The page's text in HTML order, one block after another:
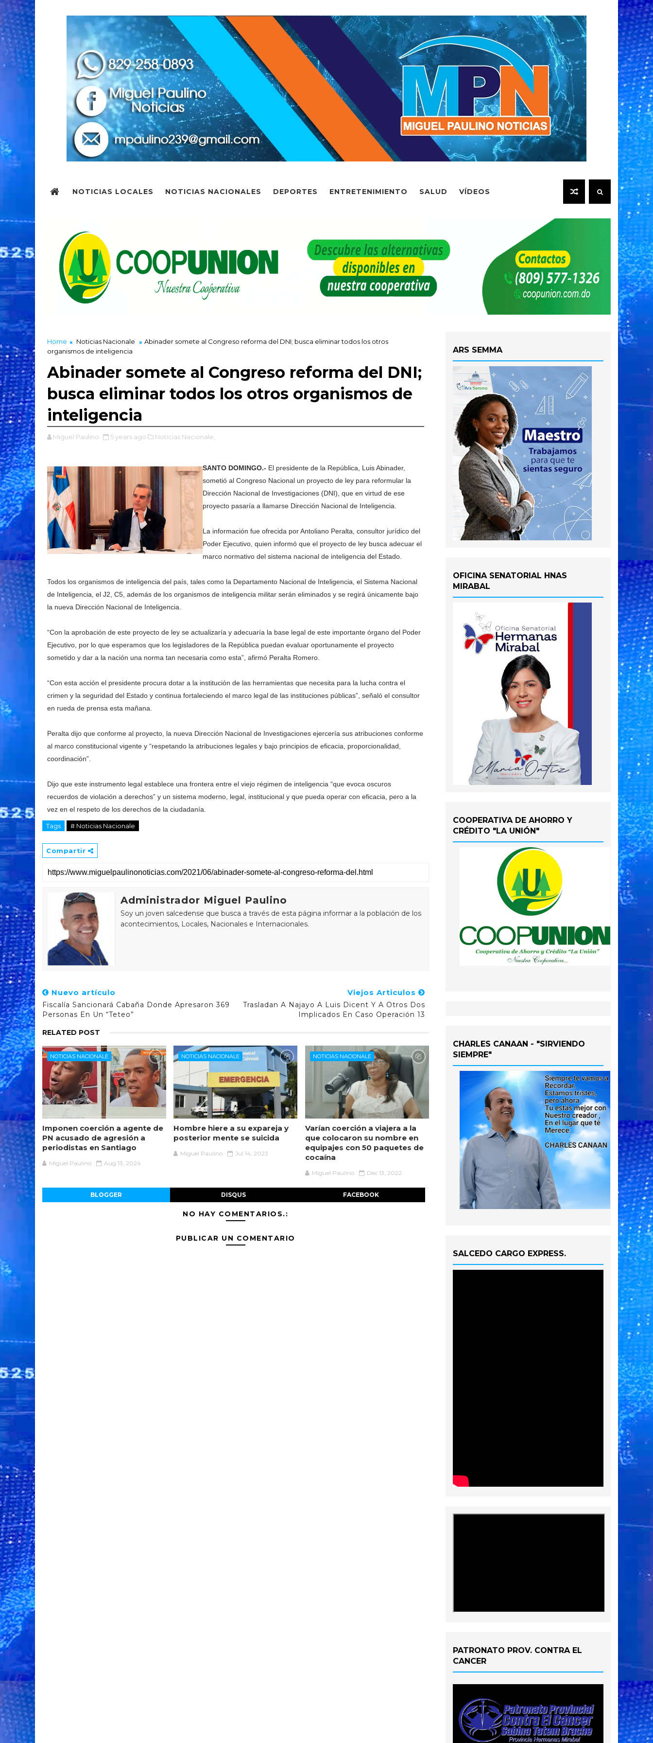
NOTICIAS LOCALES NOTICIAS NACIONALES DEPORTES ENTRETENIMIENTO SALUD VÍDEOS
Home Noticias Nacionale
Abinader somete al Congreso reforma del DNI; busca eliminar todos los otros
organismos de inteligencia
Abinader somete al Congreso reforma del DNI;
busca eliminar todos los otros organismos de
inteligencia
Miguel Paulino 5 years ago Noticias Nacionale,
SANTO DOMINGO.- El presidente de la República, Luis Abinader,
sometió al Congreso Nacional un proyecto de ley para reformular la
Dirección Nacional de Investigaciones (DNI), que en virtud de ese
proyecto pasaría a llamarse Dirección Nacional de Inteligencia.
La información fue ofrecida por Antoliano Peralta, consultor jurídico del
Poder Ejecutivo, quien informó que el proyecto de ley busca adecuar el
marco normativo del sistema nacional de inteligencia del Estado.
Todos los organismos de inteligencia del país, tales como la Departamento Nacional de Inteligencia, el Sistema Nacional
de Inteligencia, el J2, C5, además de los organismos de inteligencia militar serán eliminados y se regirá únicamente bajo
la nueva Dirección Nacional de Inteligencia.
“Con la aprobación de este proyecto de ley se actualizaría y adecuaría la base legal de este importante órgano del Poder
Ejecutivo, por lo que esperamos que los legisladores de la República puedan evaluar oportunamente el proyecto
sometido y dar a la nación una norma tan necesaria como esta”, afirmó Peralta Romero.
“Con esta acción el presidente procura dotar a la institución de las herramientas que necesita para la lucha contra el
crimen y la seguridad del Estado y continua fortaleciendo el marco legal de las instituciones públicas”, señaló el consultor
en rueda de prensa esta mañana.
Peralta dijo que conforme al proyecto, la nueva Dirección Nacional de Investigaciones ejercería sus atribuciones conforme
al marco constitucional vigente y “respetando la atribuciones legales y bajo principios de eficacia, proporcionalidad,
coordinación”.
Dijo que este instrumento legal establece una frontera entre el viejo régimen de inteligencia “que evoca oscuros
recuerdos de violación a derechos” y un sistema moderno, legal, institucional y que pueda operar con eficacia, pero a la
vez en el respeto de los derechos de la ciudadanía.
Tags # Noticias Nacionale
Compartir
Administrador Miguel Paulino
Soy un joven salcedense que busca a través de esta página informar a la población de los
acontecimientos, Locales, Nacionales e Internacionales.
Nuevo artículo
Fiscalía Sancionará Cabaña Donde Apresaron 369
Personas En Un “teteo”
Viejos Articulos
Trasladan A Najayo A Luis Dicent Y A Otros Dos
Implicados En Caso Operación 13
RELATED POST
NOTICIAS NACIONALE
Imponen coerción a agente de
PN acusado de agresión a
periodistas en Santiago
Miguel Paulino Aug 13, 2024
NOTICIAS NACIONALE
Hombre hiere a su expareja y
posterior mente se suicida
Miguel Paulino Jul 14, 2023
NOTICIAS NACIONALE
Varían coerción a viajera a la
que colocaron su nombre en
equipajes con 50 paquetes de
cocaína
Miguel Paulino Dec 13, 2022
BLOGGER DISQUS FACEBOOK
NO HAY COMENTARIOS.:
PUBLICAR UN COMENTARIO
ARS SEMMA
OFICINA SENATORIAL HNAS
MIRABAL
COOPERATIVA DE AHORRO Y
CRÉDITO "LA UNIÓN"
CHARLES CANAAN - "SIRVIENDO
SIEMPRE"
SALCEDO CARGO EXPRESS.
PATRONATO PROV. CONTRA EL
CANCER